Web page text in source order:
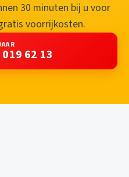
30 minuten bij u voor
voorrijkosten.
62 13